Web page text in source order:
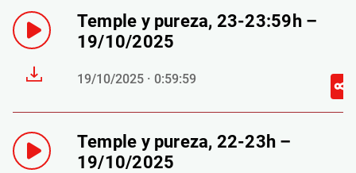
Temple y pureza, 23-23:59h –
19/10/2025
19/10/2025 · 0:59:59
Temple y pureza, 22-23h –
19/10/2025